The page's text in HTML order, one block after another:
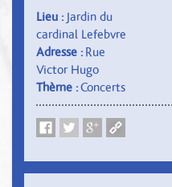
Lieu : Jardin du
cardinal Lefebvre
Adresse : Rue
Victor Hugo
Thème :Concerts